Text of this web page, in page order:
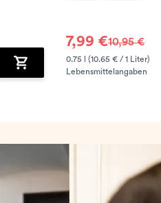
Zum Warenkorb hinzufügen
7,99 €10,95 €
0.75 l (10.65 € / 1 Liter)
Lebensmittelangaben